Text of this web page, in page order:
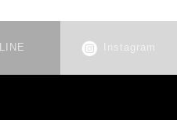
LINE Instagram